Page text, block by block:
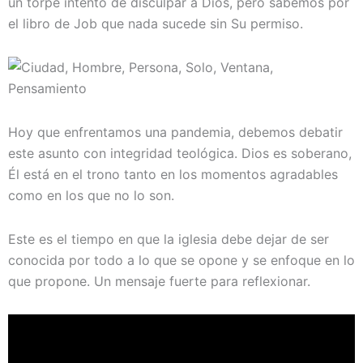
el libro de Job que nada sucede sin Su permiso.
Hoy que enfrentamos una pandemia, debemos debatir
este asunto con integridad teológica. Dios es soberano,
Él está en el trono tanto en los momentos agradables
como en los que no lo son.
Este es el tiempo en que la iglesia debe dejar de ser
conocida por todo a lo que se opone y se enfoque en lo
que propone. Un mensaje fuerte para reflexionar.